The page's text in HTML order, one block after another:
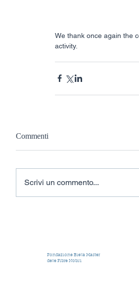
We thank once again the
activity.
Commenti
Scrivi un commento...
Fondazione Biella Master
delle Fibre Nobili